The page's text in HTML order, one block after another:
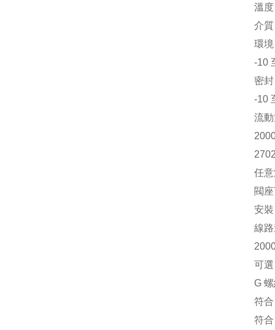
溫度
介質
環境
-10
密
-10
流
任
閥
安
線
可選
G
符
符